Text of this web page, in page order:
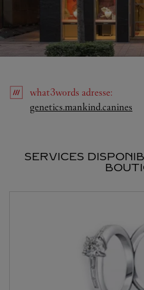
what3words adresse:
genetics.mankind.canines
SERVICES